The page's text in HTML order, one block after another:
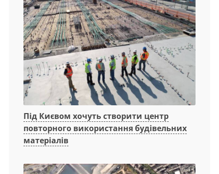
Під Києвом хочуть створити центр
повторного використання будівельних
матеріалів